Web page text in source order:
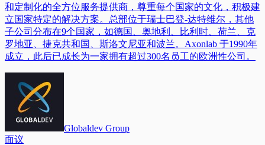
和定制化的全方位服务提供商，尊重每个国家的文化，积极建
立国家特定的解决方案。总部位于瑞士巴登-达特维尔，其他
子公司分布在9个国家，如德国、奥地利、比利时、荷兰、克
罗地亚、捷克共和国、斯洛文尼亚和波兰。Axonlab 于1990年
成立，此后已成长为一家拥有超过300名员工的欧洲性公司。
Globaldev Group
面议